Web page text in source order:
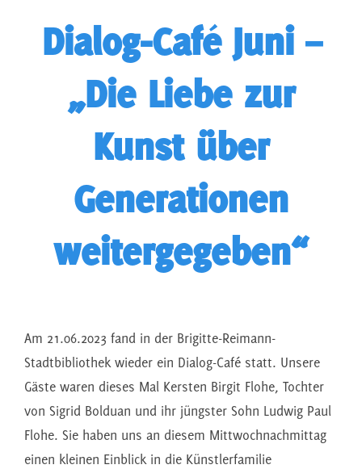
Dialog-Café Juni –
„Die Liebe zur
Kunst über
Generationen
weitergegeben“
Am 21.06.2023 fand in der Brigitte-Reimann-
Stadtbibliothek wieder ein Dialog-Café statt. Unsere
Gäste waren dieses Mal Kersten Birgit Flohe, Tochter
von Sigrid Bolduan und ihr jüngster Sohn Ludwig Paul
Flohe. Sie haben uns an diesem Mittwochnachmittag
einen kleinen Einblick in die Künstlerfamilie